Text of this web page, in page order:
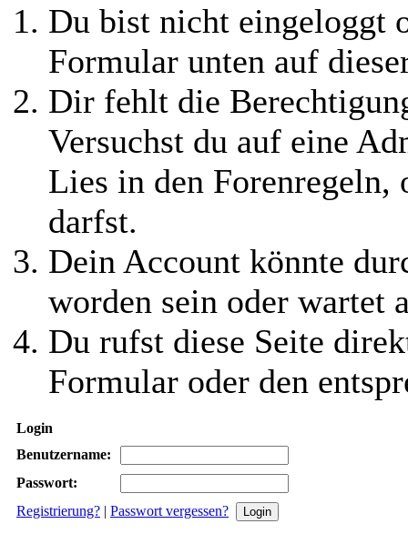
Du bist nicht eingeloggt
Formular unten auf
Dir fehlt die
Versuchst du auf eine
Lies in den Forenregeln,
darfst.
Dein Account könnte
worden sein oder wartet
Du rufst diese Seite
Formular oder den
Login
Benutzername:
Passwort:
Registrierung? | Passwort vergessen?